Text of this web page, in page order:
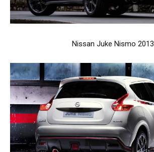
Nissan Juke Nismo 2013